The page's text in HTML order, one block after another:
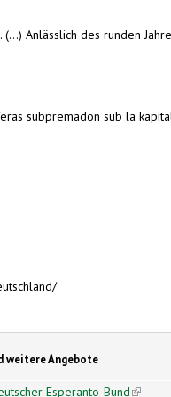
Anlässlich des runden
subpremadon sub la
weitere Angebote
Esperanto-Bund(link is